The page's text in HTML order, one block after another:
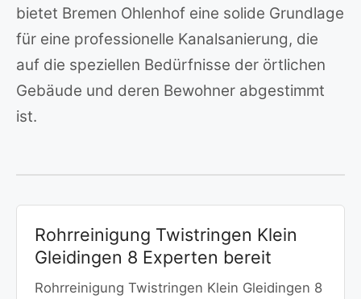
bietet Bremen Ohlenhof eine solide Grundlage
für eine professionelle Kanalsanierung, die
auf die speziellen Bedürfnisse der örtlichen
Gebäude und deren Bewohner abgestimmt
ist.
Rohrreinigung Twistringen Klein
Gleidingen 8 Experten bereit
Rohrreinigung Twistringen Klein Gleidingen 8